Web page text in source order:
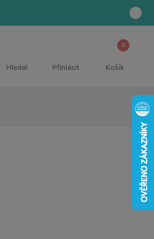
Hledat Přihlásit
0
Košík